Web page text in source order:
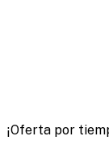
¡Oferta por